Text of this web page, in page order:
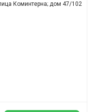
Коминтерна; дом 47/102